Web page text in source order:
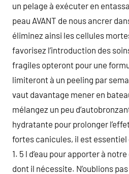
un pelage à exécuter en
peau AVANT de nous ancrer
éliminez ainsi les cellules
favorisez l’introduction des
fragiles opteront pour une
limiteront à un peeling par
vaut davantage mener en
mélangez un peu
hydratante pour prolonger
fortes canicules, il est
1. 5 l d’eau pour apporter à
dont il nécessite. N’oublions